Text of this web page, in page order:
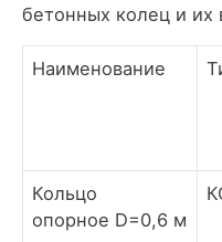
бетонных колец и их
Наименование
Кольцо
опорное D=0,6 м